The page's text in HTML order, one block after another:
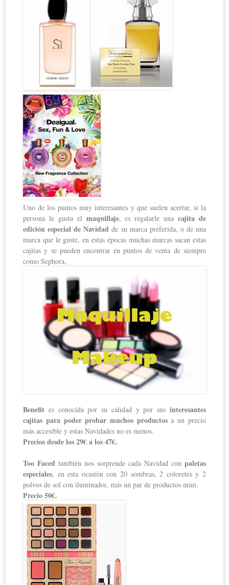
Uno de los puntos muy interesantes y que suelen acertar, si la
persona le gusta el maquillaje, es regalarle una cajita de
edición especial de Navidadde su marca preferida, o de una
marca que le guste, en estas épocas muchas marcas sacan estas
cajitas y se pueden encontrar en puntos de venta de siempre
como Sephora,
Benefit es conocida por su calidad y por sus interesantes
cajitas para poder probar muchos productosa un precio
más accesible y estas Navidades no es menos.
Precios desde los 29€ a los 47€.
Too Facedtambién nos sorprende cada Navidad con paletas
especiales, en esta ocasión con 20 sombras, 2 coloretes y 2
polvos de sol con iluminador, más un par de productos mini.
Precio 50€.